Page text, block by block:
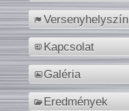
Versenyhelyszín
Kapcsolat
Galéria
Eredmények